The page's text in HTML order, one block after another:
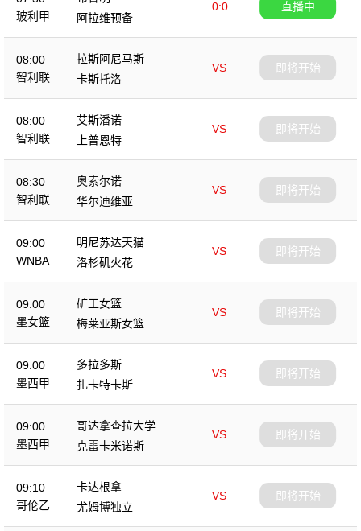
玻利甲
0:0
阿拉维预备
直播中
08:00
智利联
拉斯阿尼马斯
VS
卡斯托洛
即将开始
08:00
智利联
艾斯潘诺
VS
上普恩特
即将开始
08:30
智利联
奥索尔诺
VS
华尔迪维亚
即将开始
09:00
WNBA
明尼苏达天猫
VS
洛杉矶火花
即将开始
09:00
墨女篮
矿工女篮
VS
梅莱亚斯女篮
即将开始
09:00
墨西甲
多拉多斯
VS
扎卡特卡斯
即将开始
09:00
墨西甲
哥达拿查拉大学
VS
克雷卡米诺斯
即将开始
09:10
哥伦乙
卡达根拿
VS
尤姆博独立
即将开始